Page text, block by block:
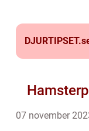
DJURTIPSET.
07 november